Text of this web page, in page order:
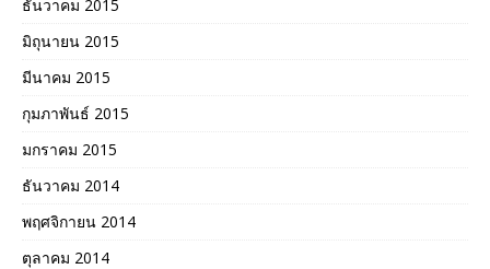
ธันวาคม 2015
มิถุนายน 2015
มีนาคม 2015
กุมภาพันธ์ 2015
มกราคม 2015
ธันวาคม 2014
พฤศจิกายน 2014
ตุลาคม 2014